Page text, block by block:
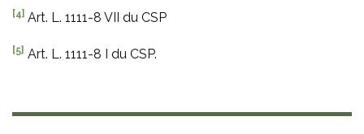
[4] Art. L. 1111-8 VII du CSP
[5] Art. L. 1111-8 I du CSP.